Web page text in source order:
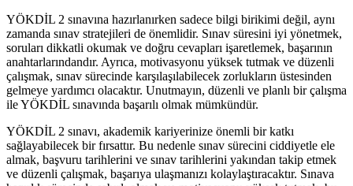
YÖKDİL 2 sınavına hazırlanırken sadece bilgi birikimi değil, aynı
zamanda sınav stratejileri de önemlidir. Sınav süresini iyi yönetmek,
soruları dikkatli okumak ve doğru cevapları işaretlemek, başarının
anahtarlarındandır. Ayrıca, motivasyonu yüksek tutmak ve düzenli
çalışmak, sınav sürecinde karşılaşılabilecek zorlukların üstesinden
gelmeye yardımcı olacaktır. Unutmayın, düzenli ve planlı bir çalışma
ile YÖKDİL sınavında başarılı olmak mümkündür.
YÖKDİL 2 sınavı, akademik kariyerinize önemli bir katkı
sağlayabilecek bir fırsattır. Bu nedenle sınav sürecini ciddiyetle ele
almak, başvuru tarihlerini ve sınav tarihlerini yakından takip etmek
ve düzenli çalışmak, başarıya ulaşmanızı kolaylaştıracaktır. Sınava